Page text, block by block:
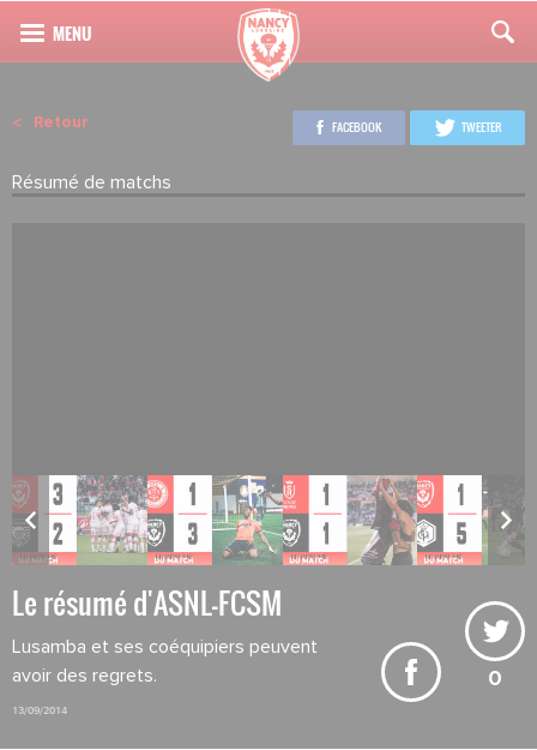
Retour
Résumé de matchs
FACEBOOK TWEETER
Le résumé d'ASNL-FCSM
Lusamba et ses coéquipiers peuvent
avoir des regrets.
13/09/2014
0